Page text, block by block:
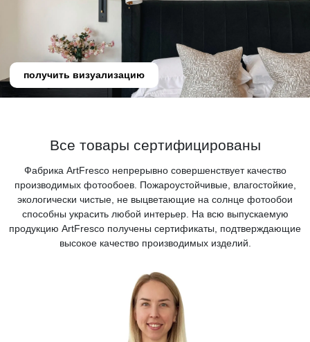
получить визуализацию
Все товары сертифицированы
Фабрика ArtFresco непрерывно совершенствует качество
производимых фотообоев. Пожароустойчивые, влагостойкие,
экологически чистые, не выцветающие на солнце фотообои
способны украсить любой интерьер. На всю выпускаемую
продукцию ArtFresco получены сертификаты, подтверждающие
высокое качество производимых изделий.